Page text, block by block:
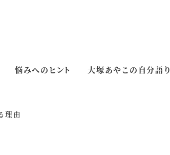
悩みへのヒント 大塚あやこの自分語り
理由